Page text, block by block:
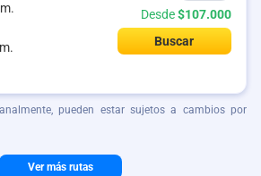
Desde$107.000
Buscar
pueden estar sujetos a cambios por
Ver más rutas